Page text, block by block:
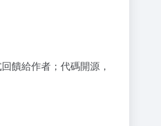
饋給作者；代碼開源，